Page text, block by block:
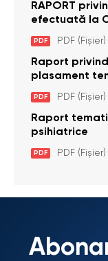
RAPORT
efectuată la
pentru
Brînzeni, r.
PDF PDF
Raport
plasament
dizabilități
2026)
PDF PDF (Fișier)
Raport
psihiatrice
PDF PDF (Fișier)